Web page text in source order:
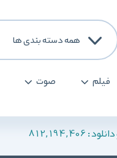
همه دسته بندی ها
فیلم صوت
:
812,194,406